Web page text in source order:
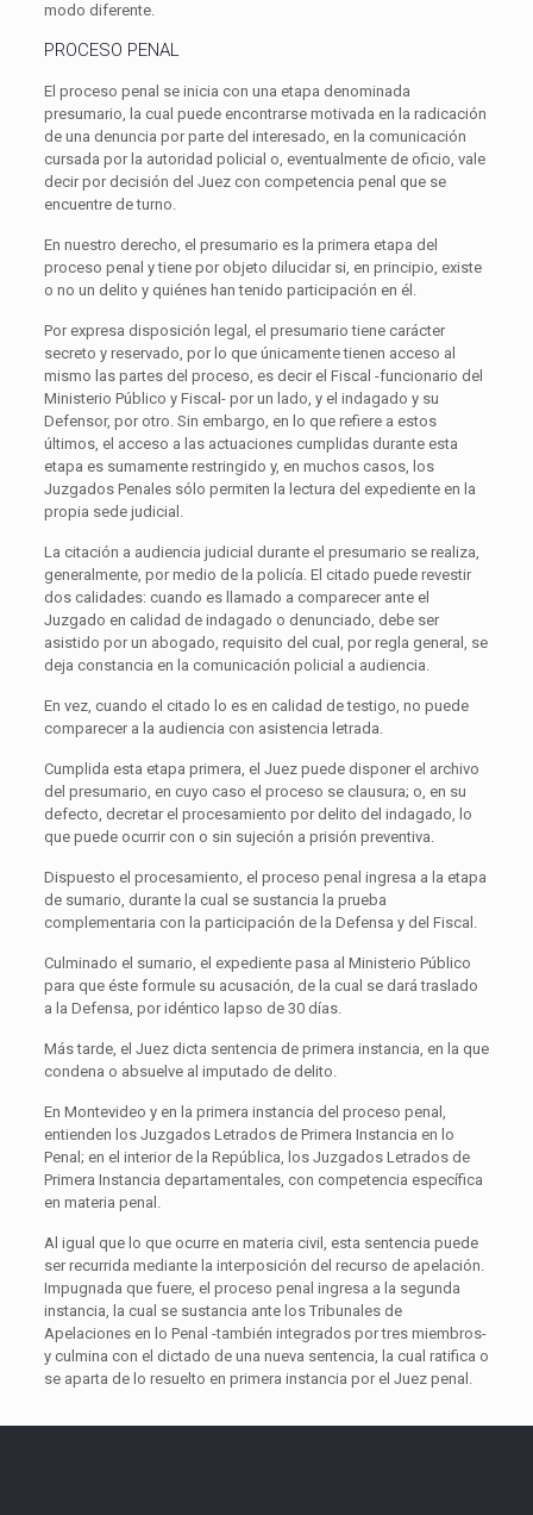
modo diferente.
PROCESO PENAL
El proceso penal se inicia con una etapa denominada
presumario, la cual puede encontrarse motivada en la radicación
de una denuncia por parte del interesado, en la comunicación
cursada por la autoridad policial o, eventualmente de oficio, vale
decir por decisión del Juez con competencia penal que se
encuentre de turno.
En nuestro derecho, el presumario es la primera etapa del
proceso penal y tiene por objeto dilucidar si, en principio, existe
o no un delito y quiénes han tenido participación en él.
Por expresa disposición legal, el presumario tiene carácter
secreto y reservado, por lo que únicamente tienen acceso al
mismo las partes del proceso, es decir el Fiscal -funcionario del
Ministerio Público y Fiscal- por un lado, y el indagado y su
Defensor, por otro. Sin embargo, en lo que refiere a estos
últimos, el acceso a las actuaciones cumplidas durante esta
etapa es sumamente restringido y, en muchos casos, los
Juzgados Penales sólo permiten la lectura del expediente en la
propia sede judicial.
La citación a audiencia judicial durante el presumario se realiza,
generalmente, por medio de la policía. El citado puede revestir
dos calidades: cuando es llamado a comparecer ante el
Juzgado en calidad de indagado o denunciado, debe ser
asistido por un abogado, requisito del cual, por regla general, se
deja constancia en la comunicación policial a audiencia.
En vez, cuando el citado lo es en calidad de testigo, no puede
comparecer a la audiencia con asistencia letrada.
Cumplida esta etapa primera, el Juez puede disponer el archivo
del presumario, en cuyo caso el proceso se clausura; o, en su
defecto, decretar el procesamiento por delito del indagado, lo
que puede ocurrir con o sin sujeción a prisión preventiva.
Dispuesto el procesamiento, el proceso penal ingresa a la etapa
de sumario, durante la cual se sustancia la prueba
complementaria con la participación de la Defensa y del Fiscal.
Culminado el sumario, el expediente pasa al Ministerio Público
para que éste formule su acusación, de la cual se dará traslado
a la Defensa, por idéntico lapso de 30 días.
Más tarde, el Juez dicta sentencia de primera instancia, en la que
condena o absuelve al imputado de delito.
En Montevideo y en la primera instancia del proceso penal,
entienden los Juzgados Letrados de Primera Instancia en lo
Penal; en el interior de la República, los Juzgados Letrados de
Primera Instancia departamentales, con competencia específica
en materia penal.
Al igual que lo que ocurre en materia civil, esta sentencia puede
ser recurrida mediante la interposición del recurso de apelación.
Impugnada que fuere, el proceso penal ingresa a la segunda
instancia, la cual se sustancia ante los Tribunales de
Apelaciones en lo Penal -también integrados por tres miembros-
y culmina con el dictado de una nueva sentencia, la cual ratifica o
se aparta de lo resuelto en primera instancia por el Juez penal.